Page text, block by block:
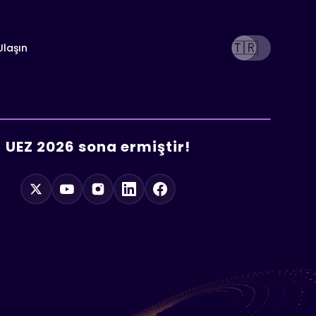
🇹🇷
UEZ 2026 sona ermiştir!